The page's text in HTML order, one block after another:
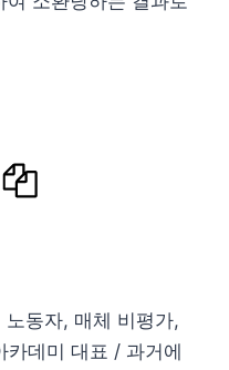
동자, 매체 비평가,
카데미 대표 / 과거에